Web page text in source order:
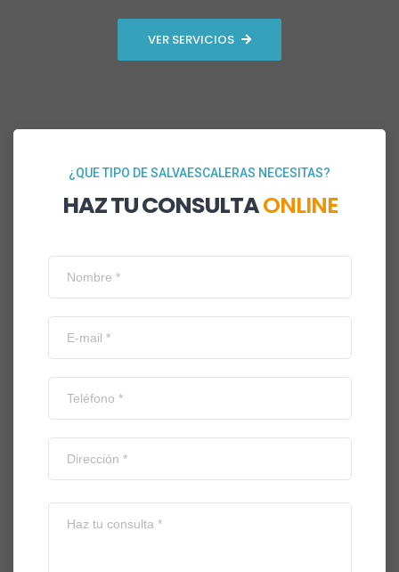
VER SERVICIOS
¿QUE TIPO DE SALVAESCALERAS NECESITAS?
HAZ TU CONSULTAONLINE